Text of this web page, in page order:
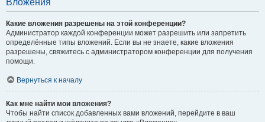
Вложения
Какие вложения разрешены на этой конференции?
Администратор каждой конференции может разрешить или запретить
определённые типы вложений. Если вы не знаете, какие вложения
разрешены, свяжитесь с администратором конференции для получения
помощи.
Вернуться к началу
Как мне найти мои вложения?
Чтобы найти список добавленных вами вложений, перейдите в ваш